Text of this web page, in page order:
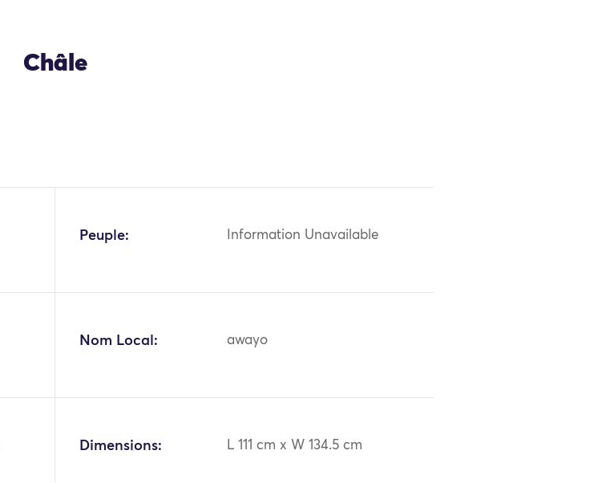
Châle
Peuple: Information Unavailable
Nom Local: awayo
Dimensions: L 111 cm x W 134.5 cm